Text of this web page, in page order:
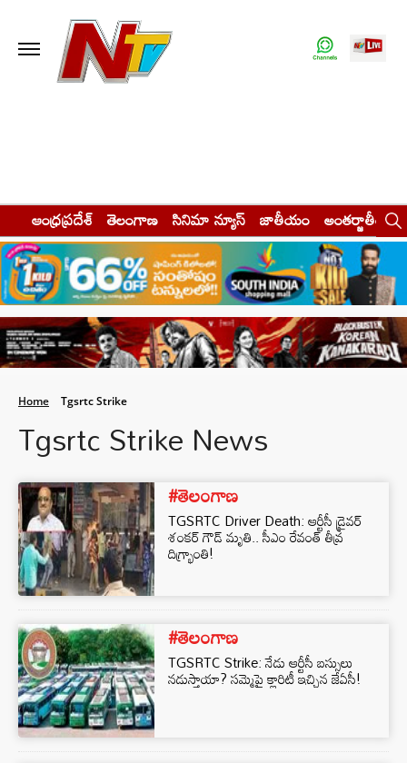
ఆంధ్రప్రదేశ్ తెలంగాణ సినిమా న్యూస్ జాతీయం అంతర్జాతీయం
Home Tgsrtc Strike
Tgsrtc Strike News
#తెలంగాణ
TGSRTC Driver Death: ఆర్టీసీ డ్రైవర్
శంకర్ గౌడ్ మృతి.. సీఎం రేవంత్ తీవ్ర
దిగ్భ్రాంతి!
#తెలంగాణ
TGSRTC Strike: నేడు ఆర్టీసీ బస్సులు
నడుస్తాయా? సమ్మెపై క్లారిటీ ఇచ్చిన జేఏసీ!